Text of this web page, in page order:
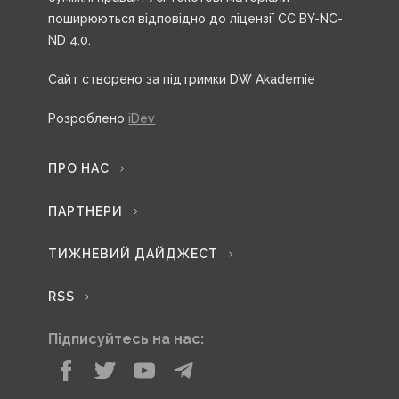
поширюються відповідно до ліцензії CC BY-NC-
ND 4.0.
Сайт створено за підтримки DW Akademie
Розроблено iDev
ПРО НАС
ПАРТНЕРИ
ТИЖНЕВИЙ ДАЙДЖЕСТ
RSS
Підписуйтесь на нас: